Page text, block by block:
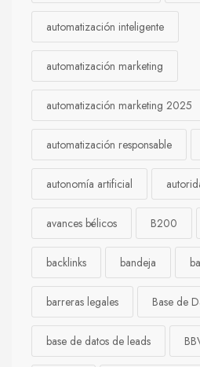
automatización inteligente
automatización marketing
automatización marketing 2025
automatización responsable
autonomía artificial
avances bélicos B200
backlinks bandeja
barreras legales Base de
base de datos de leads